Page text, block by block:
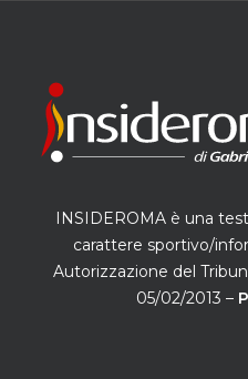
INSIDEROMA è una
carattere sportivo/
Autorizzazione del
05/02/2013 –